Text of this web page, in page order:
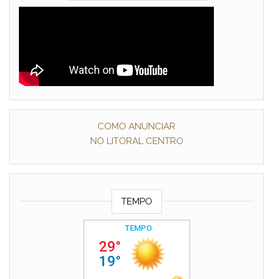
COMO ANUNCIAR
NO LITORAL CENTRO
TEMPO